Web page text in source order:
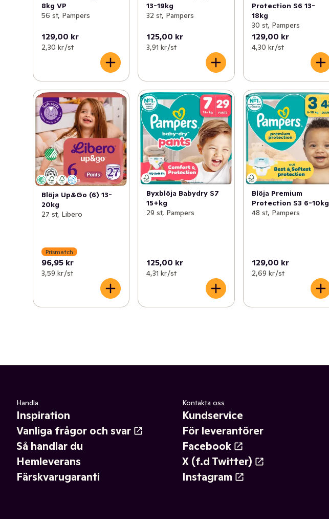
8kg VP
56 st, Pampers
129,00 kr
2,30 kr /st
13-19kg
32 st, Pampers
125,00 kr
3,91 kr /st
Protection S6 13-
18kg
30 st, Pampers
129,00 kr
4,30 kr /st
Blöja Up&Go (6) 13-
20kg
27 st, Libero
Prismatch
96,95 kr
3,59 kr /st
Byxblöja Babydry S7
15+kg
29 st, Pampers
125,00 kr
4,31 kr /st
Blöja Premium
Protection S3 6-10kg
48 st, Pampers
129,00 kr
2,69 kr /st
Handla
Inspiration
Vanliga frågor och svar
Så handlar du
Hemleverans
Färskvarugaranti
Kontakta oss
Kundservice
För leverantörer
Facebook
X (f.d Twitter)
Instagram